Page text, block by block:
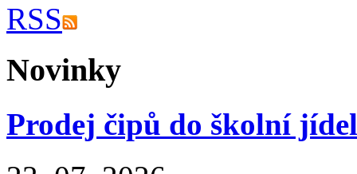
RSS
Novinky
Prodej čipů do školní